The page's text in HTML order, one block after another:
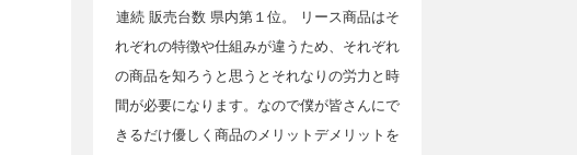
連続 販売台数 県内第１位。 リース商品はそ
れぞれの特徴や仕組みが違うため、それぞれ
の商品を知ろうと思うとそれなりの労力と時
間が必要になります。なので僕が皆さんにで
きるだけ優しく商品のメリットデメリットを